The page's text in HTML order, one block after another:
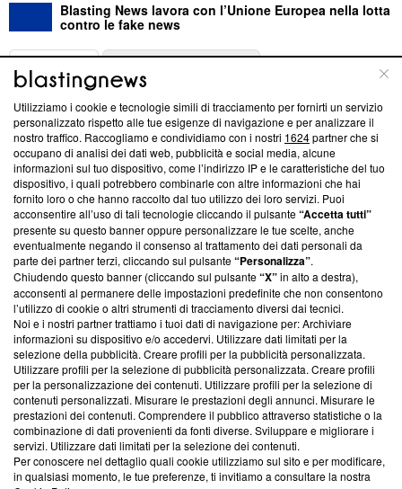
Blasting News lavora con l’Unione Europea nella lotta
contro le fake news
ABOUT
Questa sezione offre informazioni trasparenti su Blasting
News, sui nostri processi editoriali e su come ci impegniamo a
creare news di qualità. Inoltre, afferma la nostra aderenza a
‘Trust Project - News with Integrity’Blasting News non è
ancora membro del programma, ma ha richiesto di farne
parte; Trust Project non ha ancora effettuato una verifica di
conformità agli standard.
Su di noi
Team editoriale
Corporate
Redazione
Informativa Privacy
Cookie Policy
Blasting SA, IDI CHE-247.845.224, Via Carlo Frasca, 3 - 6900
Lugano (Svizzera) Tel:+39 0690258937
Utilizziamo i cookie e tecnologie simili di tracciamento per fornirti un servizio
personalizzato rispetto alle tue esigenze di navigazione e per analizzare il
nostro traffico. Raccogliamo e condividiamo con i nostri 1624partner che si
occupano di analisi dei dati web, pubblicità e social media, alcune
informazioni sul tuo dispositivo, come l’indirizzo IP e le caratteristiche del tuo
dispositivo, i quali potrebbero combinarle con altre informazioni che hai
fornito loro o che hanno raccolto dal tuo utilizzo dei loro servizi. Puoi
acconsentire all’uso di tali tecnologie cliccando il pulsante“Accetta tutti”
presente su questo banner oppure personalizzare le tue scelte, anche
eventualmente negando il consenso al trattamento dei dati personali da
parte dei partner terzi, cliccando sul pulsante“Personalizza”.
Chiudendo questo banner (cliccando sul pulsante“X”in alto a destra),
acconsenti al permanere delle impostazioni predefinite che non consentono
l’utilizzo di cookie o altri strumenti di tracciamento diversi dai tecnici.
Noi e i nostri partner trattiamo i tuoi dati di navigazione per: Archiviare
informazioni su dispositivo e/o accedervi. Utilizzare dati limitati per la
selezione della pubblicità. Creare profili per la pubblicità personalizzata.
Utilizzare profili per la selezione di pubblicità personalizzata. Creare profili
per la personalizzazione dei contenuti. Utilizzare profili per la selezione di
contenuti personalizzati. Misurare le prestazioni degli annunci. Misurare le
prestazioni dei contenuti. Comprendere il pubblico attraverso statistiche o la
combinazione di dati provenienti da fonti diverse. Sviluppare e migliorare i
servizi. Utilizzare dati limitati per la selezione dei contenuti.
Per conoscere nel dettaglio quali cookie utilizziamo sul sito e per modificare,
in qualsiasi momento, le tue preferenze, ti invitiamo a consultare la nostra